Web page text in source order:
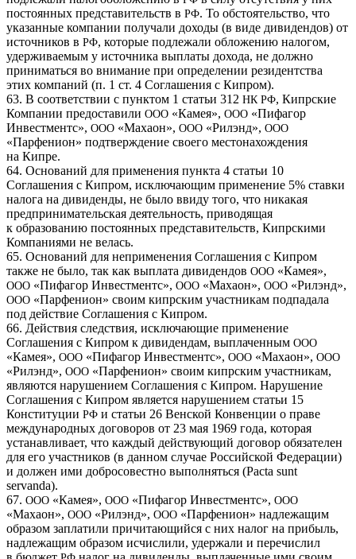
постоянных представительств в РФ. То обстоятельство, что
указанные компании получали доходы (в виде дивидендов) от
источников в РФ, которые подлежали обложению налогом,
удерживаемым у источника выплаты дохода, не должно
приниматься во внимание при определении резидентства
этих компаний (п. 1 ст. 4 Соглашения с Кипром).
63. В соответствии с пунктом 1 статьи 312 НК РФ, Кипрские
Компании предоставили ООО «Камея», ООО «Пифагор
Инвестментс», ООО «Махаон», ООО «Рилэнд», ООО
«Парфенион» подтверждение своего местонахождения
на Кипре.
64. Оснований для применения пункта 4 статьи 10
Соглашения с Кипром, исключающим применение 5% ставки
налога на дивиденды, не было ввиду того, что никакая
предпринимательская деятельность, приводящая
к образованию постоянных представительств, Кипрскими
Компаниями не велась.
65. Оснований для неприменения Соглашения с Кипром
также не было, так как выплата дивидендов ООО «Камея»,
ООО «Пифагор Инвестментс», ООО «Махаон», ООО «Рилэнд»,
ООО «Парфенион» своим кипрским участникам подпадала
под действие Соглашения с Кипром.
66. Действия следствия, исключающие применение
Соглашения с Кипром к дивидендам, выплаченным ООО
«Камея», ООО «Пифагор Инвестментс», ООО «Махаон», ООО
«Рилэнд», ООО «Парфенион» своим кипрским участникам,
являются нарушением Соглашения с Кипром. Нарушение
Соглашения с Кипром является нарушением статьи 15
Конституции РФ и статьи 26 Венской Конвенции о праве
международных договоров от 23 мая 1969 года, которая
устанавливает, что каждый действующий договор обязателен
для его участников (в данном случае Российской Федерации)
и должен ими добросовестно выполняться (Pacta sunt
servanda).
67. ООО «Камея», ООО «Пифагор Инвестментс», ООО
«Махаон», ООО «Рилэнд», ООО «Парфенион» надлежащим
образом заплатили причитающийся с них налог на прибыль,
надлежащим образом исчислили, удержали и перечислил